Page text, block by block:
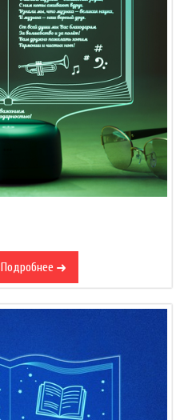
Подробнее